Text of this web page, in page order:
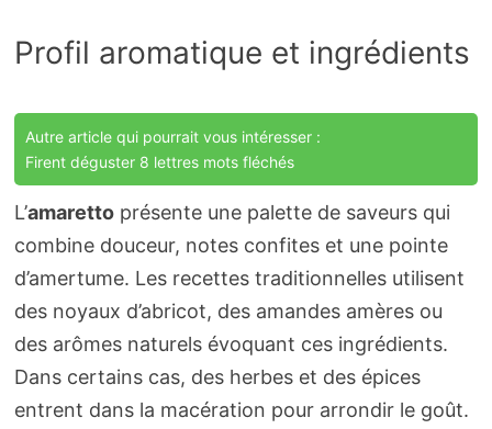
Profil aromatique et ingrédients
Autre article qui pourrait vous intéresser :
Firent déguster 8 lettres mots fléchés
L’amarettoprésente une palette de saveurs qui
combine douceur, notes confites et une pointe
d’amertume. Les recettes traditionnelles utilisent
des noyaux d’abricot, des amandes amères ou
des arômes naturels évoquant ces ingrédients.
Dans certains cas, des herbes et des épices
entrent dans la macération pour arrondir le goût.